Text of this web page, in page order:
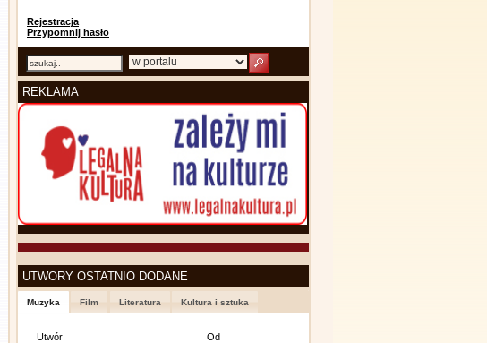
Rejestracja
Przypomnij hasło
REKLAMA
UTWORY OSTATNIO DODANE
Muzyka Film Literatura Kultura i sztuka
Utwór
Od